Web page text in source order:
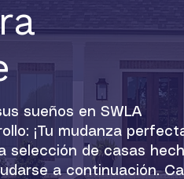
sueños en SWLA
¡Tu mudanza
selección de casas
a continuación.